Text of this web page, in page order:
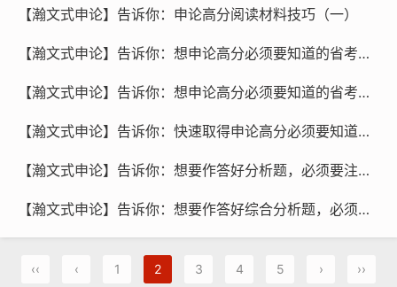
【瀚文式申论】告诉你：申论高分阅读材料技巧（一）
【瀚文式申论】告诉你：想申论高分必须要知道的省考申论复习基础知识点（二）
【瀚文式申论】告诉你：想申论高分必须要知道的省考申论复习基础知识点（一）
【瀚文式申论】告诉你：快速取得申论高分必须要知道的大作文高分技巧（一）
【瀚文式申论】告诉你：想要作答好分析题，必须要注意这些问题（二）
【瀚文式申论】告诉你：想要作答好综合分析题，必须要注意这些问题（一）
‹‹ ‹ 1 2 3 4 5 › ››